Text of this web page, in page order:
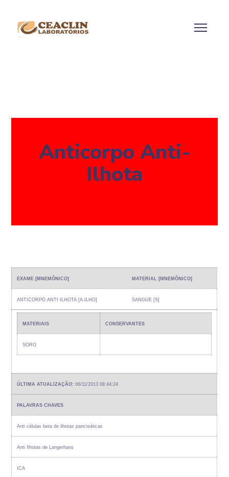
Anticorpo Anti-
Ilhota
EXAME [MNEMÔNICO] MATERIAL [MNEMÔNICO]
ANTICORPO ANTI ILHOTA [A.ILHO] SANGUE [S]
MATERIAIS CONSERVANTES
SORO
ÚLTIMA ATUALIZAÇÃO: 06/11/2013 08:44:24
PALAVRAS CHAVES
Anti células beta de ilhotas pancreáticas
Anti Ilhotas de Langerhans
ICA